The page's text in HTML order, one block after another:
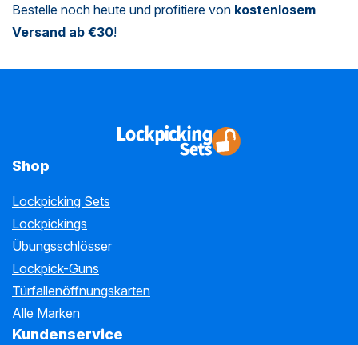
Bestelle noch heute und profitiere von kostenlosem
Versand ab €30!
Shop
Lockpicking Sets
Lockpickings
Übungsschlösser
Lockpick-Guns
Türfallenöffnungskarten
Alle Marken
Kundenservice